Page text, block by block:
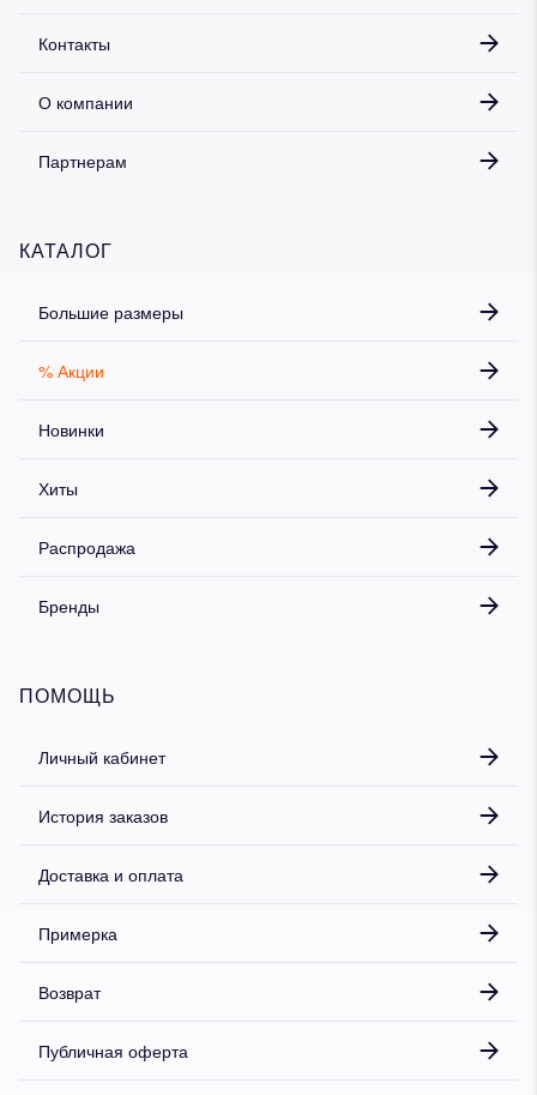
Контакты
О компании
Партнерам
КАТАЛОГ
Большие размеры
% Акции
Новинки
Хиты
Распродажа
Бренды
ПОМОЩЬ
Личный кабинет
История заказов
Доставка и оплата
Примерка
Возврат
Публичная оферта